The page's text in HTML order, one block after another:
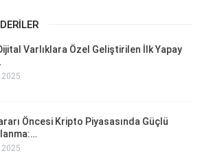
Varlıklara Özel Geliştirilen İlk Yapay
Öncesi Kripto Piyasasında Güçlü
2025